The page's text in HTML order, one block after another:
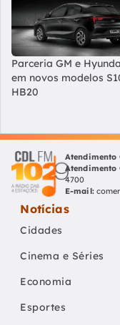
Parceria GM e
em novos modelos
HB20
Atendimento
Atendimento
4700
E-mail:
Notícias
Cidades
Cinema e Séries
Economia
Esportes